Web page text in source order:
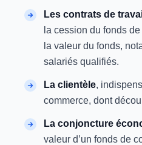
Les contrats de
la cession du fonds
la valeur du fonds,
salariés qualifiés.
La clientèle,
commerce, dont
La conjoncture
valeur d’un fonds de